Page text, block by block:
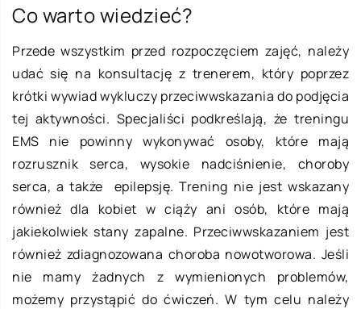
Co warto wiedzieć?
Przede wszystkim przed rozpoczęciem zajęć, należy
udać się na konsultację z trenerem, który poprzez
krótki wywiad wykluczy przeciwwskazania do podjęcia
tej aktywności. Specjaliści podkreślają, że treningu
EMS nie powinny wykonywać osoby, które mają
rozrusznik serca, wysokie nadciśnienie, choroby
serca, a także epilepsję. Trening nie jest wskazany
również dla kobiet w ciąży ani osób, które mają
jakiekolwiek stany zapalne. Przeciwwskazaniem jest
również zdiagnozowana choroba nowotworowa. Jeśli
nie mamy żadnych z wymienionych problemów,
możemy przystąpić do ćwiczeń. W tym celu należy